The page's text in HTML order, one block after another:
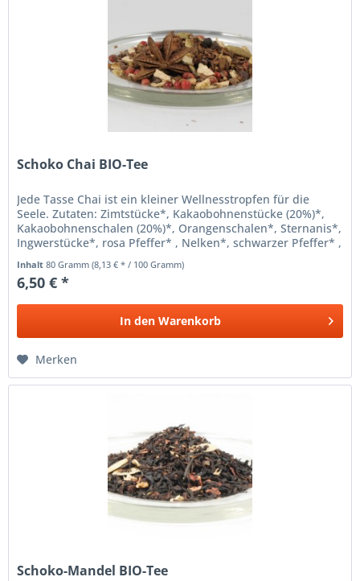
Schoko Chai BIO-Tee
Jede Tasse Chai ist ein kleiner Wellnesstropfen für die
Seele. Zutaten: Zimtstücke*, Kakaobohnenstücke (20%)*,
Kakaobohnenschalen (20%)*, Orangenschalen*, Sternanis*,
Ingwerstücke*, rosa Pfeffer* , Nelken*, schwarzer Pfeffer* ,
Inhalt80 Gramm(8,13 € * / 100 Gramm)
6,50 € *
In den Warenkorb
Merken
Schoko-Mandel BIO-Tee